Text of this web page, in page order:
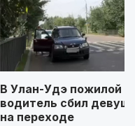
В Улан-Удэ пожилой
водитель сбил
на переходе